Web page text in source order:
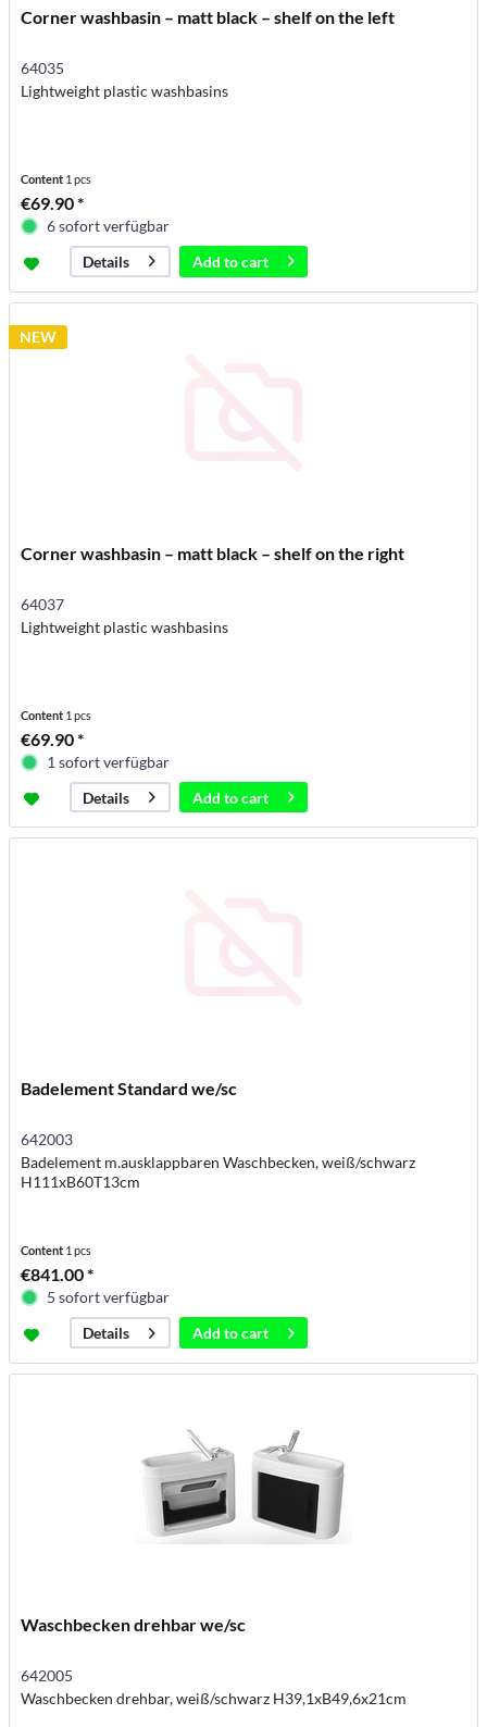
Corner washbasin – matt black – shelf on the left
64035
Lightweight plastic washbasins
Content 1 pcs
€69.90 *
6 sofort verfügbar
Details
Add tocart
NEW
Corner washbasin – matt black – shelf on the right
64037
Lightweight plastic washbasins
Content 1 pcs
€69.90 *
1 sofort verfügbar
Details
Add tocart
Badelement Standard we/sc
642003
Badelement m.ausklappbaren Waschbecken, weiß/schwarz
H111xB60T13cm
Content 1 pcs
€841.00 *
5 sofort verfügbar
Details
Add tocart
Waschbecken drehbar we/sc
642005
Waschbecken drehbar, weiß/schwarz H39,1xB49,6x21cm